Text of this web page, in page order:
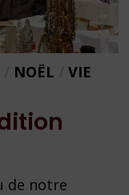
NOËL /VIE
de notre